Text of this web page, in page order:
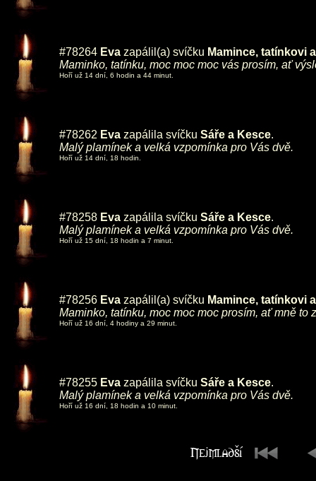
#78264 Eva zapálil(a) svíčku Mamince, tatínkovi
Maminko, tatínku, moc moc moc vás prosím, ať
Hoří už 14 dní, 6 hodin a 44 minut.
#78262 Eva zapálila svíčku Sáře a Kesce.
Malý plamínek a velká vzpomínka pro Vás dvě.
Hoří už 14 dní, 18 hodin.
#78258 Eva zapálila svíčku Sáře a Kesce.
Malý plamínek a velká vzpomínka pro Vás dvě.
Hoří už 15 dní, 18 hodin a 7 minut.
#78256 Eva zapálil(a) svíčku Mamince, tatínkovi
Maminko, tatínku, moc moc moc prosím, ať mně to
Hoří už 16 dní, 4 hodiny a 29 minut.
#78255 Eva zapálila svíčku Sáře a Kesce.
Malý plamínek a velká vzpomínka pro Vás dvě.
Hoří už 16 dní, 18 hodin a 10 minut.